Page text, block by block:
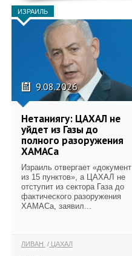
ИЗРАИЛЬ
9.08.2026
Нетаниягу: ЦАХАЛ не
уйдет из Газы до
полного разоружения
ХАМАСа
Израиль отвергает «документ
из 15 пунктов», а ЦАХАЛ не
отступит из сектора Газа до
фактического разоружения
ХАМАСа, заявил...
ЛИВАН ЦАХАЛ